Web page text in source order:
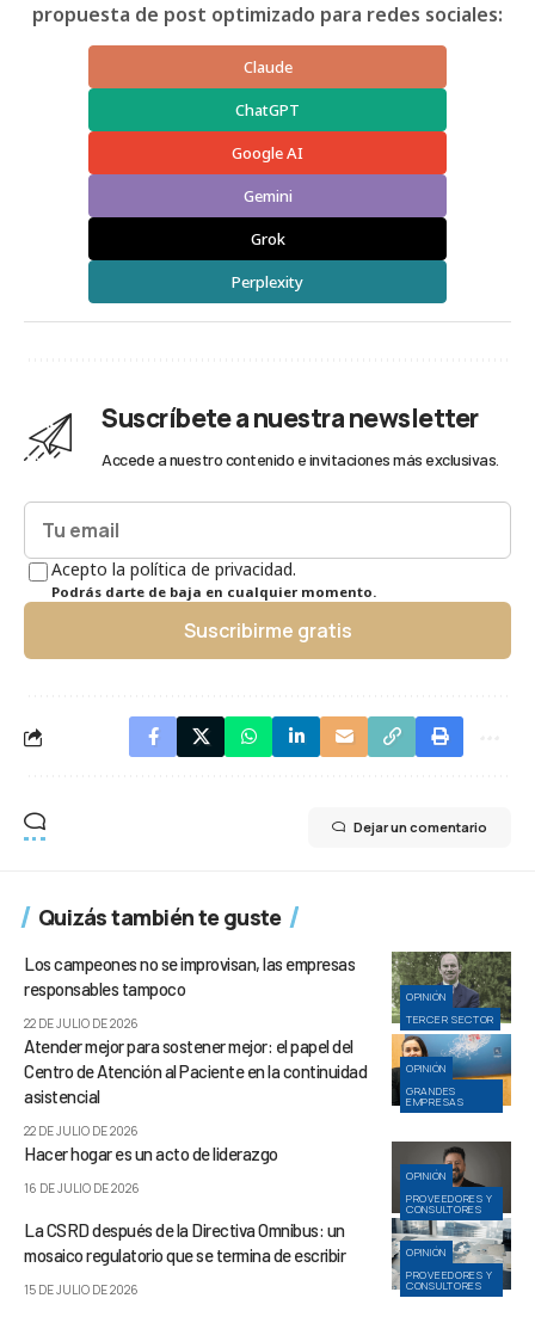
propuesta de post optimizado para redes sociales:
Claude
ChatGPT
Google AI
Gemini
Grok
Perplexity
Suscríbete a nuestra newsletter
Accede a nuestro contenido e invitaciones más exclusivas.
Acepto la política de privacidad.
Podrás darte de baja en cualquier momento.
Suscribirme gratis
Dejar un comentario
Quizás también te guste
OPINIÓN
TERCER SECTOR
Los campeones no se improvisan, las empresas
responsables tampoco
22 DE JULIO DE 2026
OPINIÓN
GRANDES
EMPRESAS
Atender mejor para sostener mejor: el papel del
Centro de Atención al Paciente en la continuidad
asistencial
22 DE JULIO DE 2026
OPINIÓN
PROVEEDORES Y
CONSULTORES
Hacer hogar es un acto de liderazgo
16 DE JULIO DE 2026
OPINIÓN
PROVEEDORES Y
CONSULTORES
La CSRD después de la Directiva Omnibus: un
mosaico regulatorio que se termina de escribir
15 DE JULIO DE 2026